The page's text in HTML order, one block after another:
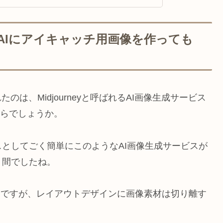
にアイキャッチ用画像を作っても
のは、Midjourneyと呼ばれるAI画像生成サービス
でしょうか。
してごく簡単にこのようなAI画像生成サービスが
でしたね。
すが、レイアウトデザインに画像素材は切り離す